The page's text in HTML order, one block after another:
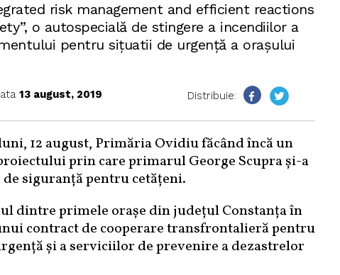
risk management and efficient reactions
o autospecială de stingere a incendiilor a
pentru sițuatii de urgență a orașului
13 august, 2019 Distribuie:
12 august, Primăria Ovidiu făcând încă un
prin care primarul George Scupra și-a
siguranță pentru cetățeni.
dintre primele orașe din județul Constanța în
contract de cooperare transfrontalieră pentru
şi a serviciilor de prevenire a dezastrelor